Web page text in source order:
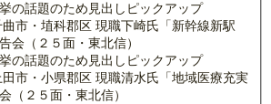
の話題のため見出しピックアップ
曲市・埴科郡区 現職下崎氏「新幹線新駅
会（２５面・東北信）
の話題のため見出しピックアップ
田市・小県郡区 現職清水氏「地域医療充実
（２５面・東北信）